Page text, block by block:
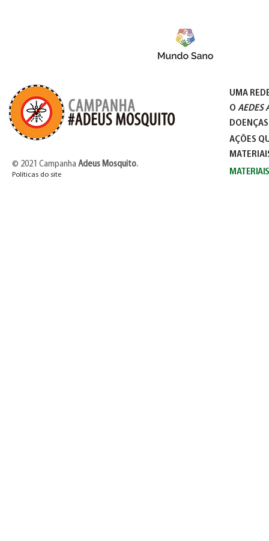
© 2021 Campanha Adeus Mosquito.
Políticas do site
UMA
O AEDES
AÇÕES
MATERIAIS